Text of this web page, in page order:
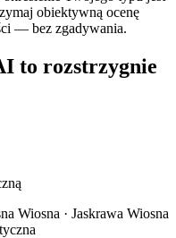
obiektywną ocenę
— bez zgadywania.
to rozstrzygnie
Wiosna · Jaskrawa Wiosna